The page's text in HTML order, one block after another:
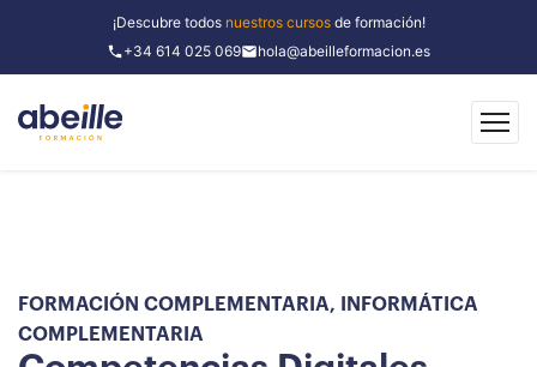
¡Descubre todos nuestros cursosde formación!
+34 614 025 069
hola@abeilleformacion.es
FORMACIÓN COMPLEMENTARIA,
INFORMÁTICA
COMPLEMENTARIA